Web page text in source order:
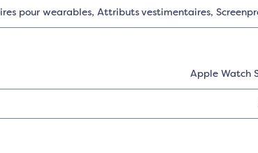
pour wearables, Attributs vestimentaires,
Apple Watch